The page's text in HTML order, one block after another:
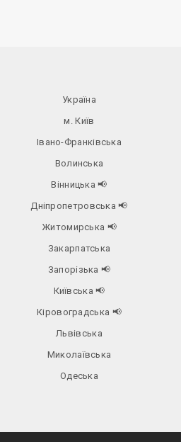
Україна
м. Київ
Івано-Франківська
Волинська
Вінницька📢
Дніпропетровська📢
Житомирська 📢
Закарпатська
Запорізька 📢
Київська📢
Кіровоградська 📢
Львівська
Миколаївська
Одеська